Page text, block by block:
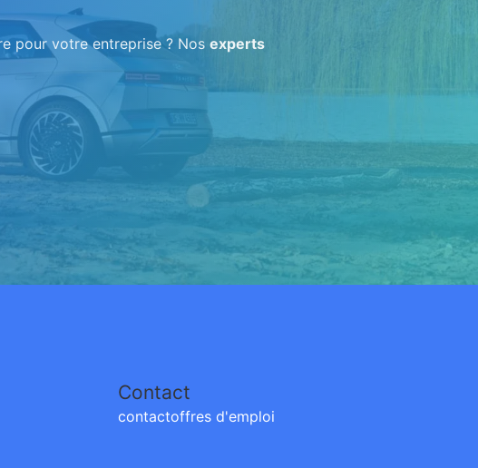
pour votre entreprise ? Nos experts
Contact
contactoffres d'emploi